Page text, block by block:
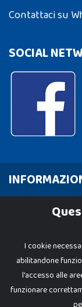
Contattaci su
SOCIAL
Cookie Policy
I cookie
abilitandone
l'accesso alle
funzionare